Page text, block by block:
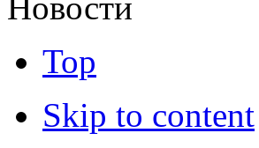
Новости
Top
Skip to content